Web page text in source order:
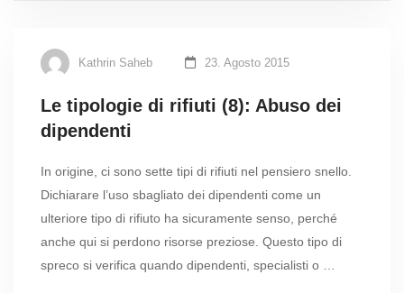
Kathrin Saheb 23. Agosto 2015
Le tipologie di rifiuti (8): Abuso dei
dipendenti
In origine, ci sono sette tipi di rifiuti nel pensiero snello.
Dichiarare l’uso sbagliato dei dipendenti come un
ulteriore tipo di rifiuto ha sicuramente senso, perché
anche qui si perdono risorse preziose. Questo tipo di
spreco si verifica quando dipendenti, specialisti o …